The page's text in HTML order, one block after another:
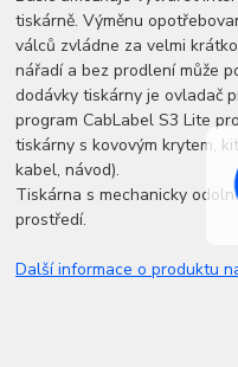
tiskárně. Výměnu
válců zvládne za velmi
nářadí a bez prodlení může
dodávky tiskárny je ovladač
program CabLabel S3 Lite
tiskárny s kovovým krytem,
kabel, návod).
Tiskárna s mechanicky
prostředí.
Další informace o produktu